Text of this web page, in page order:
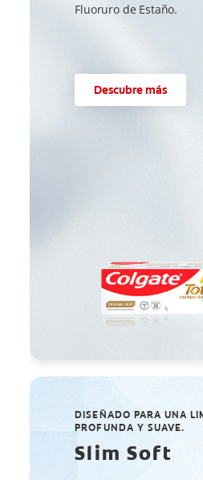
Fluoruro de Estaño.
Descubre más
DISEÑADO PARA UNA
PROFUNDA Y SUAVE.
Slim Soft